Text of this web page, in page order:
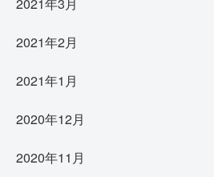
2021年3月
2021年2月
2021年1月
2020年12月
2020年11月